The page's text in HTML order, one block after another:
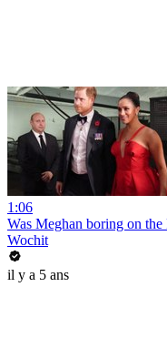
1:06
Was Meghan boring on
Wochit
il y a 5 ans